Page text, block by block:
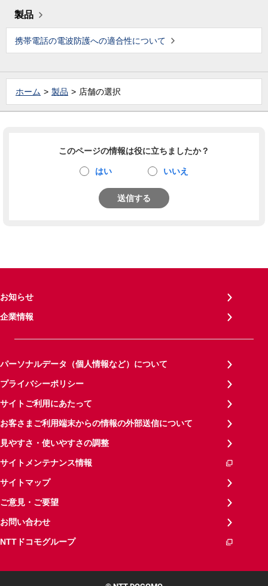
製品
携帯電話の電波防護への適合性について
ホーム 製品 店舗の選択
このページの情報は役に立ちましたか？
はい いいえ
送信する
お知らせ
企業情報
パーソナルデータ（個人情報など）について
プライバシーポリシー
サイトご利用にあたって
お客さまご利用端末からの情報の外部送信について
見やすさ・使いやすさの調整
サイトメンテナンス情報
サイトマップ
ご意見・ご要望
お問い合わせ
NTTドコモグループ